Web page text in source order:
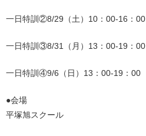
一日特訓②8/29（土）10：00-16：00
一日特訓③8/31（月）13：00-19：00
一日特訓④9/6（日）13：00-19：00
●会場
平塚旭スクール